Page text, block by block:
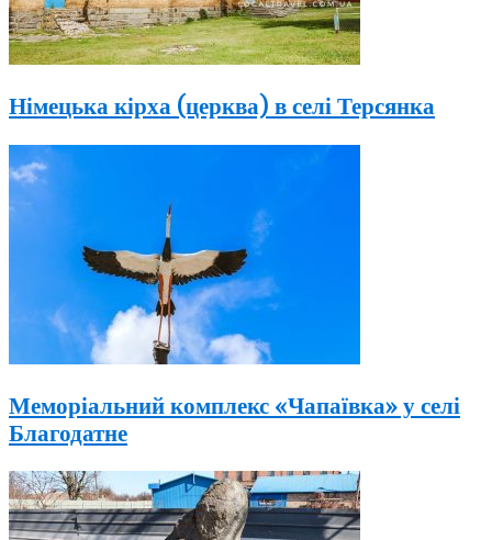
Німецька кірха (церква) в селі Терсянка
Меморіальний комплекс «Чапаївка» у селі
Благодатне